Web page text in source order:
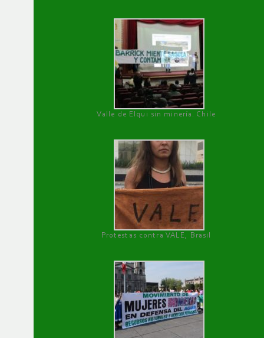
Valle de Elqui sin minería. Chile
Protestas contra VALE, Brasil